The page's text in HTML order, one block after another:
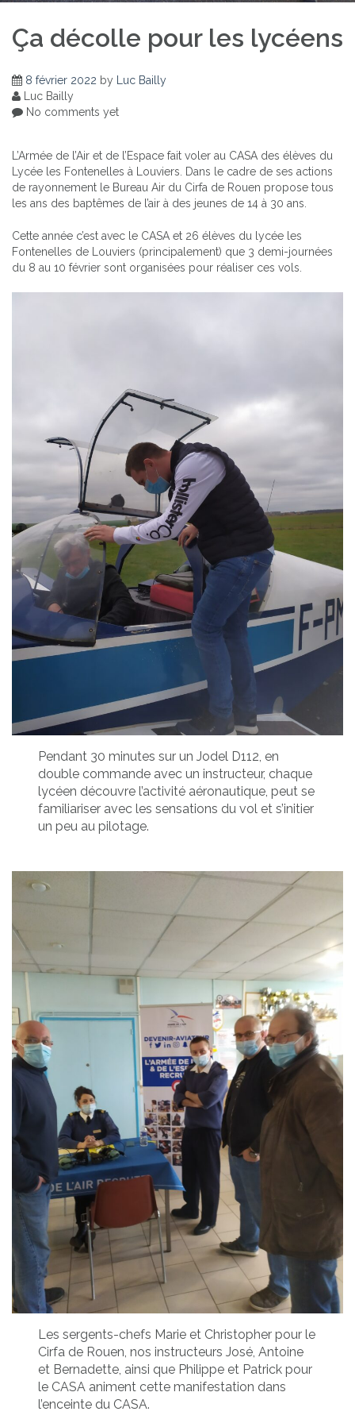
Ça décolle pour les lycéens
8 février 2022 by Luc Bailly
Luc Bailly
No comments yet
L’Armée de l’Air et de l’Espace fait voler au CASA des élèves du
Lycée les Fontenelles à Louviers. Dans le cadre de ses actions
de rayonnement le Bureau Air du Cirfa de Rouen propose tous
les ans des baptêmes de l’air à des jeunes de 14 à 30 ans.
Cette année c’est avec le CASA et 26 élèves du lycée les
Fontenelles de Louviers (principalement) que 3 demi-journées
du 8 au 10 février sont organisées pour réaliser ces vols.
Pendant 30 minutes sur un Jodel D112, en
double commande avec un instructeur, chaque
lycéen découvre l’activité aéronautique, peut se
familiariser avec les sensations du vol et s’initier
un peu au pilotage.
Les sergents-chefs Marie et Christopher pour le
Cirfa de Rouen, nos instructeurs José, Antoine
et Bernadette, ainsi que Philippe et Patrick pour
le CASA animent cette manifestation dans
l’enceinte du CASA.